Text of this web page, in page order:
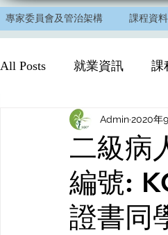
專家委員會及管治架構 課程資料
All Posts 就業資訊 課
二級病
編號:
證書同
Admin2020年